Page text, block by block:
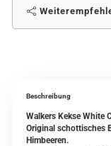
Beschreibung
Walkers Kekse White
Original schottisches
Himbeeren.